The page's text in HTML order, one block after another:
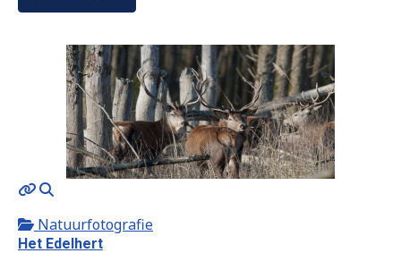
MOD_JTCS_VIEW_ARTICLE_LINK
Natuurfotografie
Het Edelhert